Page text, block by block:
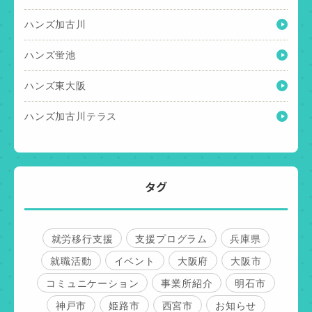
ハンズ加古川
ハンズ蛍池
ハンズ東大阪
ハンズ加古川テラス
タグ
就労移行支援 支援プログラム
兵庫県
就職活動
イベント 大阪府
大阪市
コミュニケーション
事業所紹介
明石市
神戸市
姫路市 西宮市
お知らせ